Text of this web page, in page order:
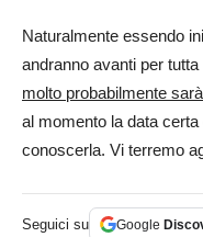
Naturalmente essendo
andranno avanti per
molto probabilmente
al momento la data
conoscerla. Vi terremo
Seguici su Google